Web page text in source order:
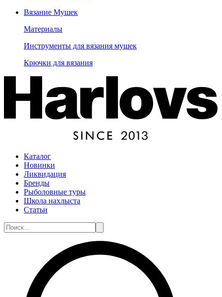
Вязание Мушек
Материалы
Инструменты для вязания мушек
Крючки для вязания
Каталог
Новинки
Ликвидация
Бренды
Рыболовные туры
Школа нахлыста
Статьи